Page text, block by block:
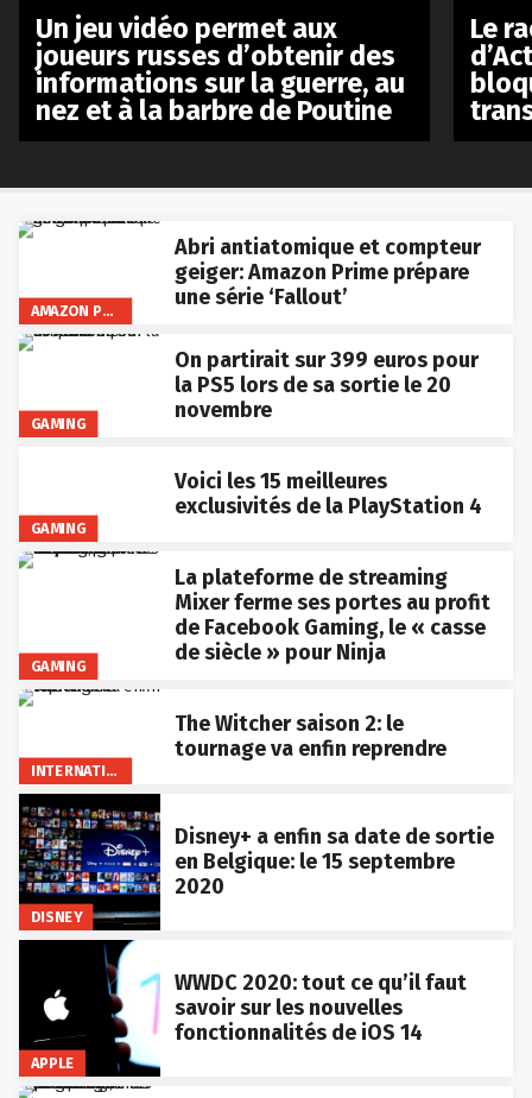
AMAZON PRIME VIDEO
Abri antiatomique et compteur
geiger: Amazon Prime prépare
une série ‘Fallout’
GAMING
On partirait sur 399 euros pour
la PS5 lors de sa sortie le 20
novembre
GAMING
Voici les 15 meilleures
exclusivités de la PlayStation 4
GAMING
La plateforme de streaming
Mixer ferme ses portes au profit
de Facebook Gaming, le « casse
de siècle » pour Ninja
INTERNATIONAL
The Witcher saison 2: le
tournage va enfin reprendre
DISNEY
Disney+ a enfin sa date de sortie
en Belgique: le 15 septembre
2020
APPLE
WWDC 2020: tout ce qu’il faut
savoir sur les nouvelles
fonctionnalités de iOS 14
Un jeu vidéo permet aux
joueurs russes d’obtenir des
informations sur la guerre, au
nez et à la barbre de Poutine
Le